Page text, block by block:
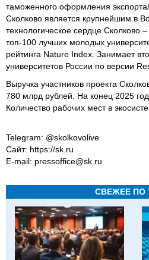
таможенного оформления
Сколково является крупнейшим в
технологическое сердце Сколково
топ-100 лучших молодых
рейтинга Nature Index. Занимает
университетов России по версии
Выручка участников проекта
780 млрд рублей. На конец 2025
Количество рабочих мест в
Telegram: @skolkovolive
Сайт: https://sk.ru
E-mail: pressoffice@sk.ru
СВЕЖЕЕ ПО